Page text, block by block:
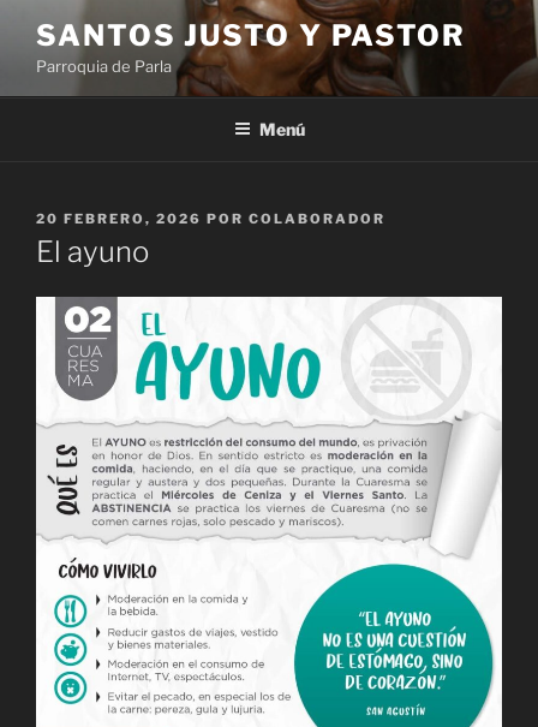
contenido
SANTOS JUSTO Y PASTOR
Parroquia de Parla
Menú
PUBLICADO
EL
20 FEBRERO, 2026 POR COLABORADOR
El ayuno